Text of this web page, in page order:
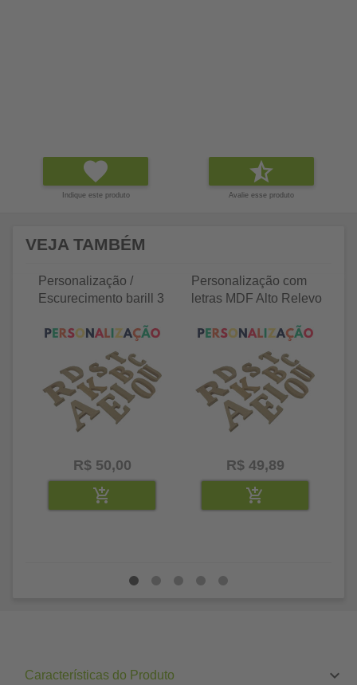
Indique este produto Avalie esse produto
VEJA TAMBÉM
Personalização /
Escurecimento barill 3
R$ 50,00
Personalização com
letras MDF Alto Relevo
R$ 49,89
Características do Produto